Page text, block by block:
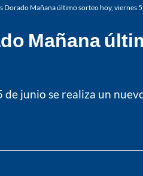
Dorado Mañana último sorteo hoy, viernes
Mañana
de junio se realiza un